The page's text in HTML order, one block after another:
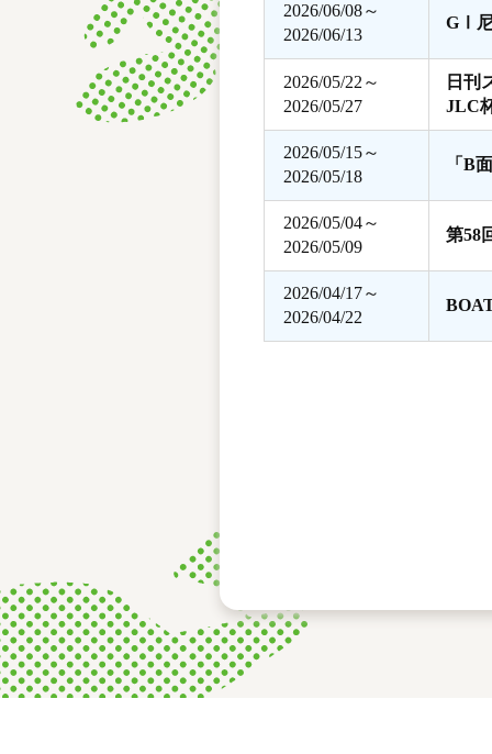
2026/06/08～
2026/06/13
GⅠ尼
2026/05/22～
2026/05/27
日刊
JLC
2026/05/15～
2026/05/18
「B
2026/05/04～
2026/05/09
第58
2026/04/17～
2026/04/22